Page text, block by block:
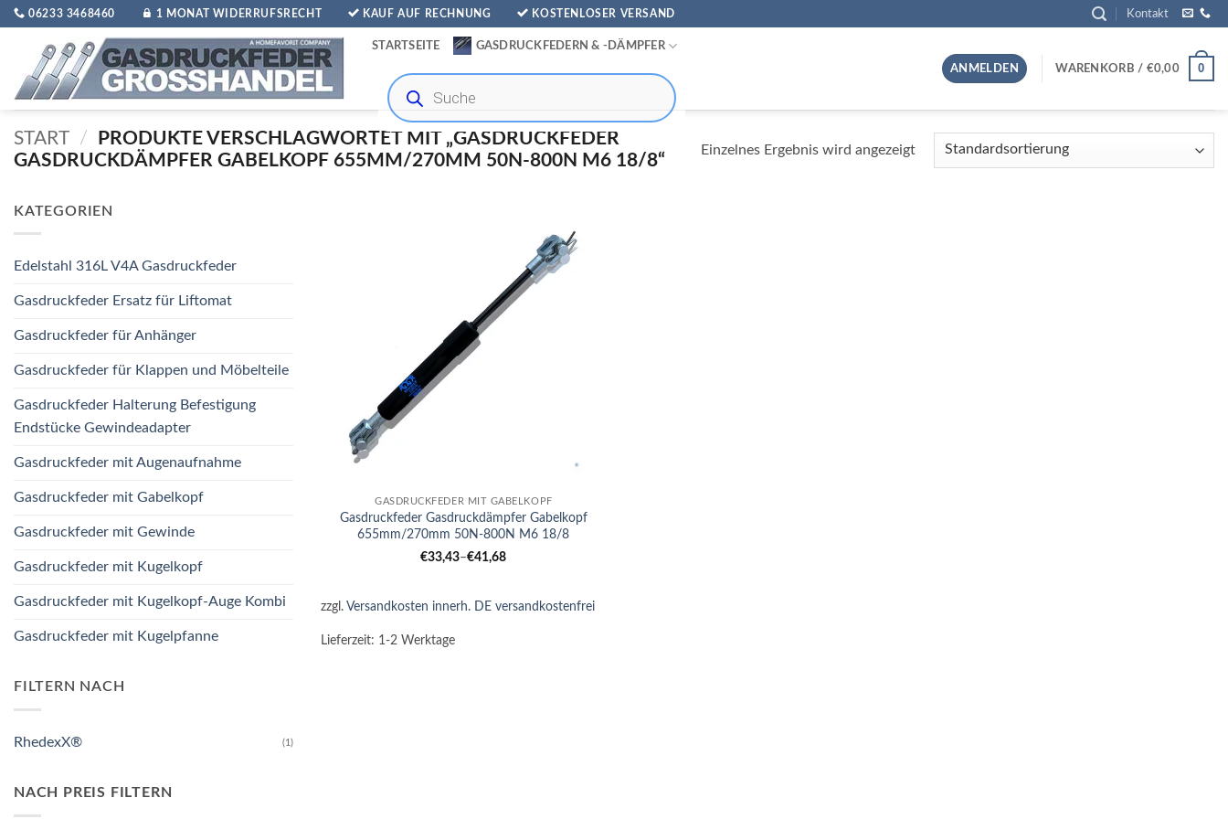
Zum
springen
06233 3468460 1 MONAT WIDERRUFSRECHT KAUF AUF RECHNUNG KOSTENLOSER VERSAND Kontakt
STARTSEITE GASDRUCKFEDERN & -DÄMPFER
Products
search
ANMELDEN WARENKORB / €0,00 0
START /
PRODUKTE VERSCHLAGWORTET MIT „GASDRUCKFEDER
GASDRUCKDÄMPFER GABELKOPF 655MM/270MM 50N-800N M6 18/8“
Einzelnes Ergebnis wird angezeigt
KATEGORIEN
Edelstahl 316L V4A Gasdruckfeder
Gasdruckfeder Ersatz für Liftomat
Gasdruckfeder für Anhänger
Gasdruckfeder für Klappen und Möbelteile
Gasdruckfeder Halterung Befestigung
Endstücke Gewindeadapter
Gasdruckfeder mit Augenaufnahme
Gasdruckfeder mit Gabelkopf
Gasdruckfeder mit Gewinde
Gasdruckfeder mit Kugelkopf
Gasdruckfeder mit Kugelkopf-Auge Kombi
Gasdruckfeder mit Kugelpfanne
FILTERN NACH
RhedexX® (1)
NACH PREIS FILTERN
GASDRUCKFEDER MIT GABELKOPF
Gasdruckfeder Gasdruckdämpfer Gabelkopf
655mm/270mm 50N-800N M6 18/8
€33,43–€41,68
zzgl. Versandkosten innerh. DE versandkostenfrei
Lieferzeit: 1-2 Werktage